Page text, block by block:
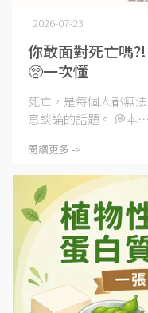
你敢面對死亡嗎
🥺一次懂
| 2026-07-23
死亡，是每個人都無
意談論的話題。 💭本⋯
閱讀更多 ->